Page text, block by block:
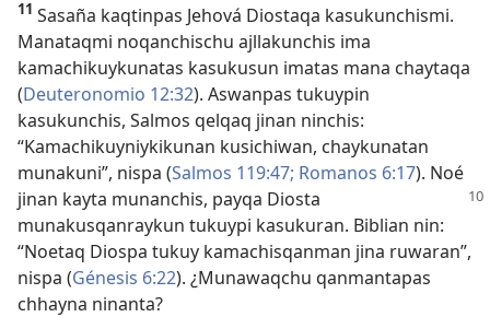
11 Sasaña kaqtinpas Jehová Diostaqa kasukunchismi.
Manataqmi noqanchischu ajllakunchis ima
kamachikuykunatas kasukusun imatas mana chaytaqa
(Deuteronomio 12:32). Aswanpas tukuypin
kasukunchis, Salmos qelqaq jinan ninchis:
“Kamachikuyniykikunan kusichiwan, chaykunatan
munakuni”, nispa (Salmos 119:47; Romanos 6:17). Noé
jinan kayta munanchis, payqa Diosta
munakusqanraykun tukuypi kasukuran. Biblian nin:
“Noetaq Diospa tukuy kamachisqanman jina ruwaran”,
nispa (Génesis 6:22). ¿Munawaqchu qanmantapas
chhayna ninanta?